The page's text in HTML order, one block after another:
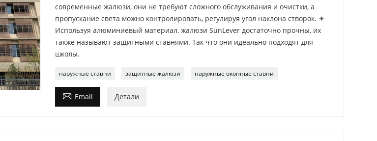
современные жалюзи, они не требуют сложного обслуживания и очистки, а
пропускание света можно контролировать, регулируя угол наклона створок. ☀
Используя алюминиевый материал, жалюзи SunLever достаточно прочны, их
также называют защитными ставнями. Так что они идеально подходят для
школы.
наружные ставни защитные жалюзи наружные оконные ставни
 Email Детали